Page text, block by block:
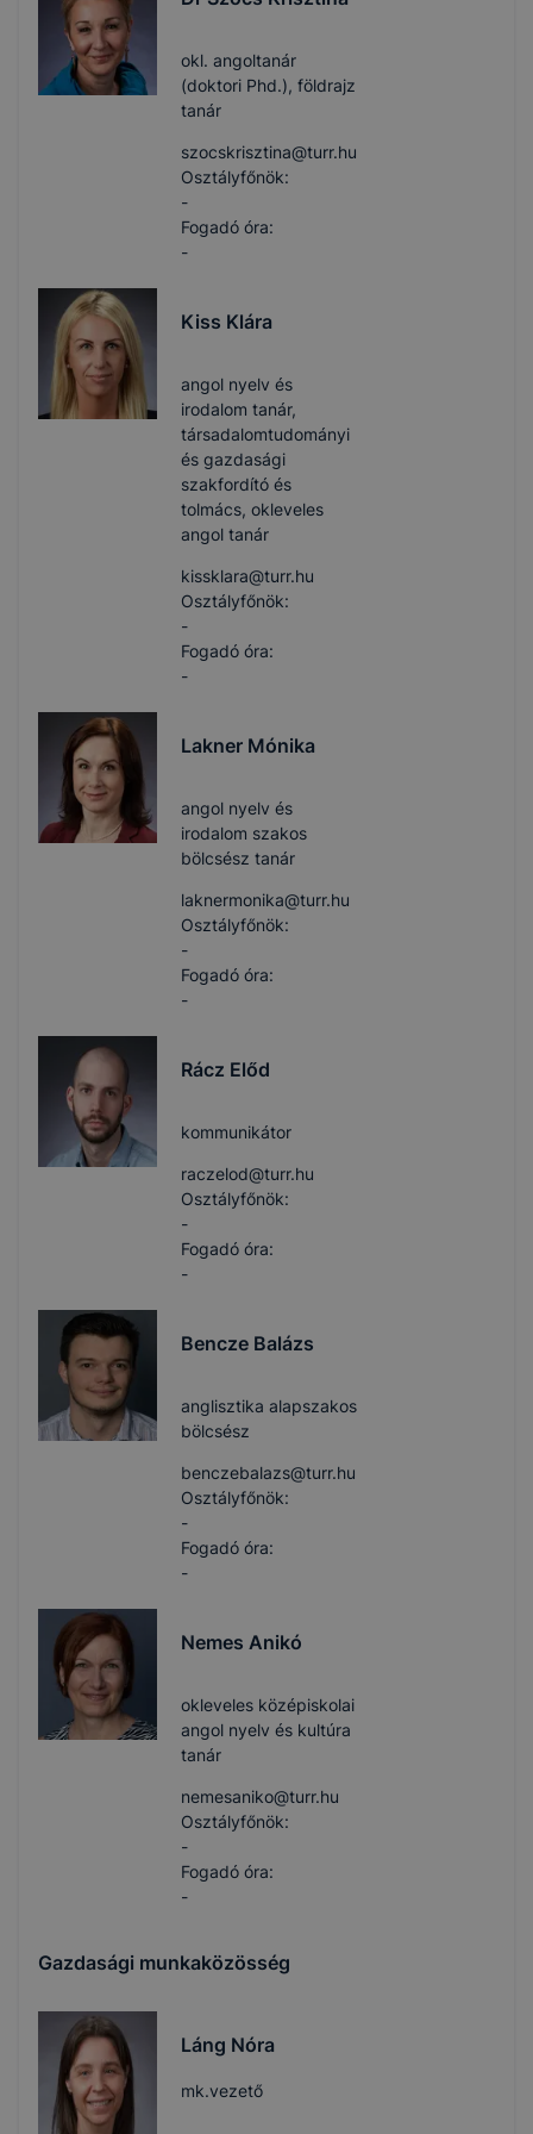
okl. angoltanár
(doktori Phd.), földrajz
tanár
szocskrisztina​@turr.hu
Osztályfőnök:
-
Fogadó óra:
-
Kiss Klára
angol nyelv és
irodalom tanár,
társadalomtudományi
és gazdasági
szakfordító és
tolmács, okleveles
angol tanár
kissklara​@turr.hu
Osztályfőnök:
-
Fogadó óra:
-
Lakner Mónika
angol nyelv és
irodalom szakos
bölcsész tanár
laknermonika​@turr.hu
Osztályfőnök:
-
Fogadó óra:
-
Rácz Előd
kommunikátor
raczelod​@turr.hu
Osztályfőnök:
-
Fogadó óra:
-
Bencze Balázs
anglisztika alapszakos
bölcsész
benczebalazs​@turr.hu
Osztályfőnök:
-
Fogadó óra:
-
Nemes Anikó
okleveles középiskolai
angol nyelv és kultúra
tanár
nemesaniko​@turr.hu
Osztályfőnök:
-
Fogadó óra:
-
Gazdasági munkaközösség
Láng Nóra
mk.vezető